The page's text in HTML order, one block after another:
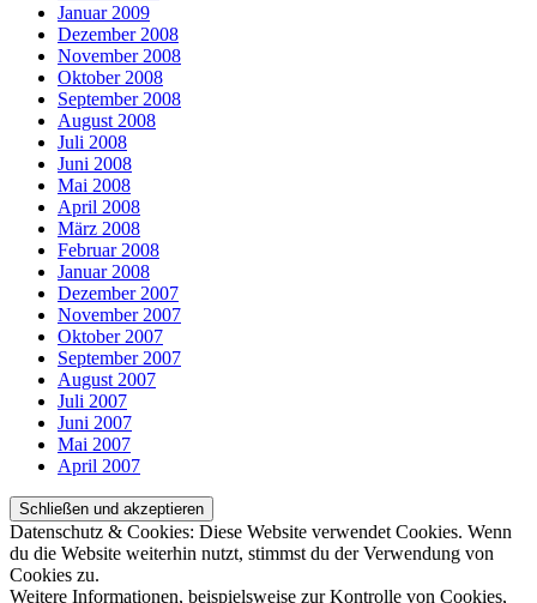
Januar 2009
Dezember 2008
November 2008
Oktober 2008
September 2008
August 2008
Juli 2008
Juni 2008
Mai 2008
April 2008
März 2008
Februar 2008
Januar 2008
Dezember 2007
November 2007
Oktober 2007
September 2007
August 2007
Juli 2007
Juni 2007
Mai 2007
April 2007
Datenschutz & Cookies: Diese Website verwendet Cookies. Wenn
du die Website weiterhin nutzt, stimmst du der Verwendung von
Cookies zu.
Weitere Informationen, beispielsweise zur Kontrolle von Cookies,